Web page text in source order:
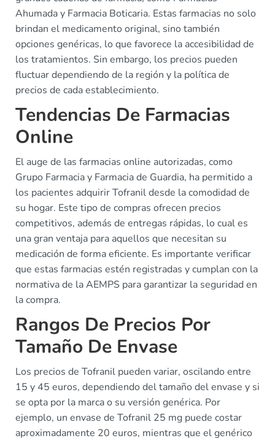
Ahumada y Farmacia Boticaria. Estas farmacias no solo
brindan el medicamento original, sino también
opciones genéricas, lo que favorece la accesibilidad de
los tratamientos. Sin embargo, los precios pueden
fluctuar dependiendo de la región y la política de
precios de cada establecimiento.
Tendencias De Farmacias
Online
El auge de las farmacias online autorizadas, como
Grupo Farmacia y Farmacia de Guardia, ha permitido a
los pacientes adquirir Tofranil desde la comodidad de
su hogar. Este tipo de compras ofrecen precios
competitivos, además de entregas rápidas, lo cual es
una gran ventaja para aquellos que necesitan su
medicación de forma eficiente. Es importante verificar
que estas farmacias estén registradas y cumplan con la
normativa de la AEMPS para garantizar la seguridad en
la compra.
Rangos De Precios Por
Tamaño De Envase
Los precios de Tofranil pueden variar, oscilando entre
15 y 45 euros, dependiendo del tamaño del envase y si
se opta por la marca o su versión genérica. Por
ejemplo, un envase de Tofranil 25 mg puede costar
aproximadamente 20 euros, mientras que el genérico